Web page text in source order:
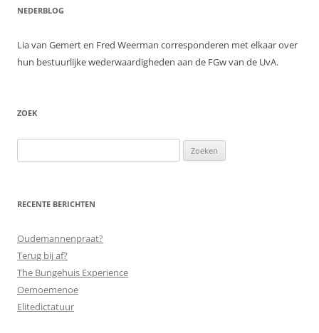
NEDERBLOG
Lia van Gemert en Fred Weerman corresponderen met elkaar over
hun bestuurlijke wederwaardigheden aan de FGw van de UvA.
ZOEK
naar:
RECENTE BERICHTEN
Oudemannenpraat?
Terug bij af?
The Bungehuis Experience
Oemoemenoe
Elitedictatuur